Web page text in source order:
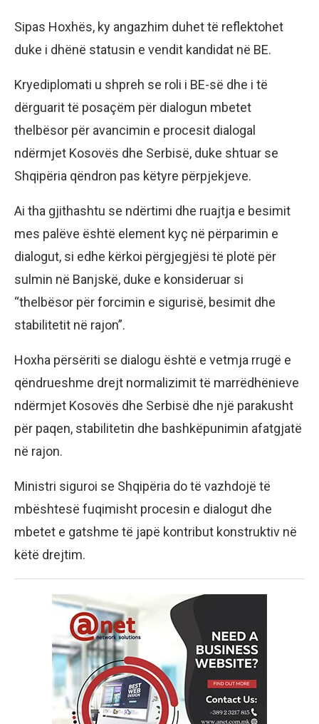
Sipas Hoxhës, ky angazhim duhet të reflektohet
duke i dhënë statusin e vendit kandidat në BE.
Kryediplomati u shpreh se roli i BE-së dhe i të
dërguarit të posaçëm për dialogun mbetet
thelbësor për avancimin e procesit dialogal
ndërmjet Kosovës dhe Serbisë, duke shtuar se
Shqipëria qëndron pas këtyre përpjekjeve.
Ai tha gjithashtu se ndërtimi dhe ruajtja e besimit
mes palëve është element kyç në përparimin e
dialogut, si edhe kërkoi përgjegjësi të plotë për
sulmin në Banjskë, duke e konsideruar si
“thelbësor për forcimin e sigurisë, besimit dhe
stabilitetit në rajon”.
Hoxha përsëriti se dialogu është e vetmja rrugë e
qëndrueshme drejt normalizimit të marrëdhënieve
ndërmjet Kosovës dhe Serbisë dhe një parakusht
për paqen, stabilitetin dhe bashkëpunimin afatgjatë
në rajon.
Ministri siguroi se Shqipëria do të vazhdojë të
mbështesë fuqimisht procesin e dialogut dhe
mbetet e gatshme të japë kontribut konstruktiv në
këtë drejtim.